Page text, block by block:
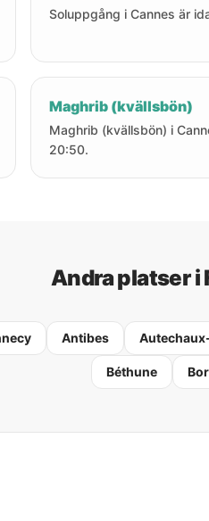
Soluppgång i Cannes är
Maghrib (kvällsbön)
Maghrib (kvällsbön) i
20:50.
Andra platser i
Antibes
Béthune